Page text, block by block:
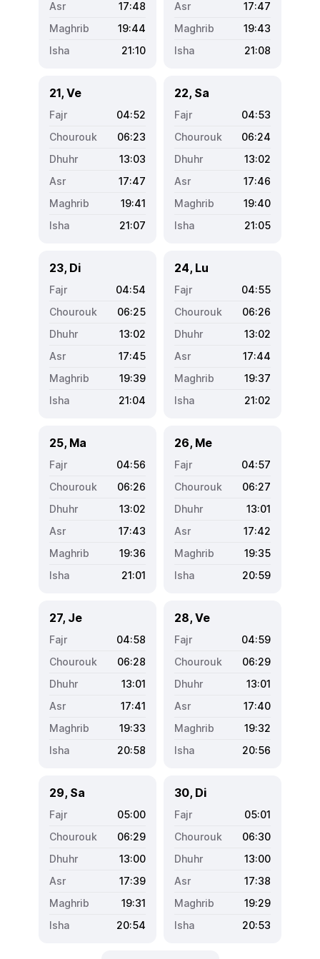
17:48
19:44
21:10
17:47
19:43
21:08
21, Ve
04:52
06:23
13:03
17:47
19:41
21:07
22, Sa
04:53
06:24
13:02
17:46
19:40
21:05
23, Di
04:54
06:25
13:02
17:45
19:39
21:04
24, Lu
04:55
06:26
13:02
17:44
19:37
21:02
25, Ma
04:56
06:26
13:02
17:43
19:36
21:01
26, Me
04:57
06:27
13:01
17:42
19:35
20:59
27, Je
04:58
06:28
13:01
17:41
19:33
20:58
28, Ve
04:59
06:29
13:01
17:40
19:32
20:56
29, Sa
05:00
06:29
13:00
17:39
19:31
20:54
30, Di
05:01
06:30
13:00
17:38
19:29
20:53